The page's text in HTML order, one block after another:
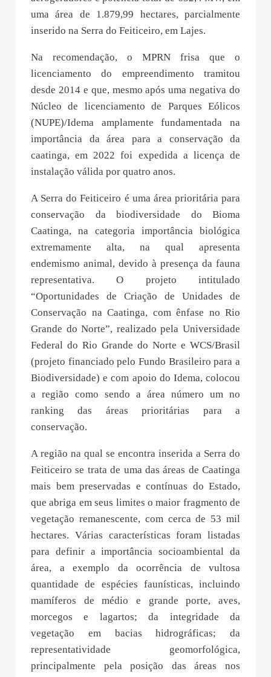
uma área de 1.879,99 hectares, parcialmente
inserido na Serra do Feiticeiro, em Lajes.
Na recomendação, o MPRN frisa que o
licenciamento do empreendimento tramitou
desde 2014 e que, mesmo após uma negativa do
Núcleo de licenciamento de Parques Eólicos
(NUPE)/Idema amplamente fundamentada na
importância da área para a conservação da
caatinga, em 2022 foi expedida a licença de
instalação válida por quatro anos.
A Serra do Feiticeiro é uma área prioritária para
conservação da biodiversidade do Bioma
Caatinga, na categoria importância biológica
extremamente alta, na qual apresenta
endemismo animal, devido à presença da fauna
representativa. O projeto intitulado
“Oportunidades de Criação de Unidades de
Conservação na Caatinga, com ênfase no Rio
Grande do Norte”, realizado pela Universidade
Federal do Rio Grande do Norte e WCS/Brasil
(projeto financiado pelo Fundo Brasileiro para a
Biodiversidade) e com apoio do Idema, colocou
a região como sendo a área número um no
ranking das áreas prioritárias para a
conservação.
A região na qual se encontra inserida a Serra do
Feiticeiro se trata de uma das áreas de Caatinga
mais bem preservadas e contínuas do Estado,
que abriga em seus limites o maior fragmento de
vegetação remanescente, com cerca de 53 mil
hectares. Várias características foram listadas
para definir a importância socioambiental da
área, a exemplo da ocorrência de vultosa
quantidade de espécies faunísticas, incluindo
mamíferos de médio e grande porte, aves,
morcegos e lagartos; da integridade da
vegetação em bacias hidrográficas; da
representatividade geomorfológica,
principalmente pela posição das áreas nos